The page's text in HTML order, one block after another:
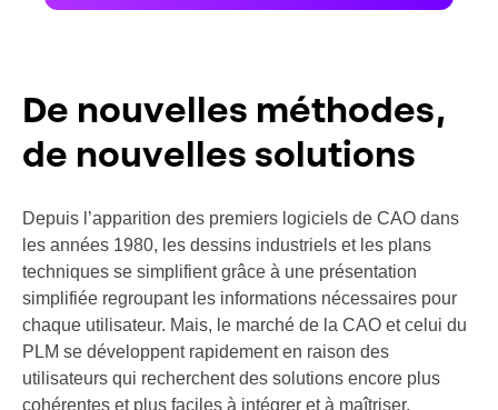
De nouvelles méthodes,
de nouvelles solutions
Depuis l’apparition des premiers logiciels de CAO dans
les années 1980, les dessins industriels et les plans
techniques se simplifient grâce à une présentation
simplifiée regroupant les informations nécessaires pour
chaque utilisateur. Mais, le marché de la CAO et celui du
PLM se développent rapidement en raison des
utilisateurs qui recherchent des solutions encore plus
cohérentes et plus faciles à intégrer et à maîtriser.